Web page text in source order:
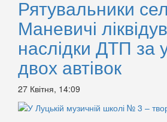
Рятувальники
Маневичі
наслідки ДТП за
двох автівок
27 Квітня, 14:09